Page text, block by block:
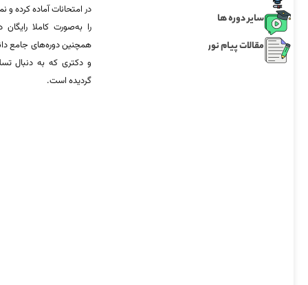
سایر دوره ها
مقالات پیام نور
در امتحانات آماده‌ کرده
را به‌صورت کاملا
همچنین دوره‌های جامع
و دکتری که به دنبال
گردیده است.